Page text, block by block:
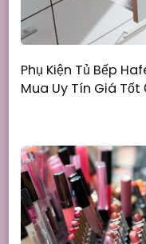
Phụ Kiện Tủ Bếp
Mua Uy Tín Giá